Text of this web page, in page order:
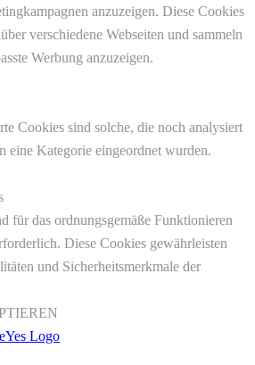
anzuzeigen. Diese Cookies
verschiedene Webseiten und sammeln
Werbung anzuzeigen.
Cookies sind solche, die noch analysiert
eine Kategorie eingeordnet wurden.
für das ordnungsgemäße Funktionieren
Diese Cookies gewährleisten
und Sicherheitsmerkmale der